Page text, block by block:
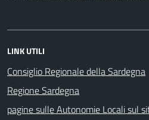
LINK UTILI
Consiglio Regionale della Sardegna
Regione Sardegna
pagine sulle Autonomie Locali sul